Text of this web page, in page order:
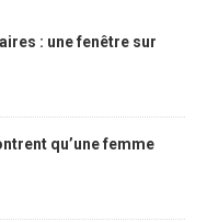
: une fenêtre sur
qu’une femme